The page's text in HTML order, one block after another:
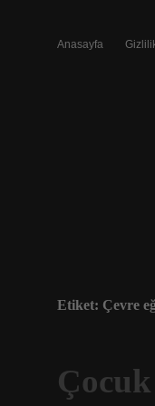
Anasayfa
Etiket: Çevre